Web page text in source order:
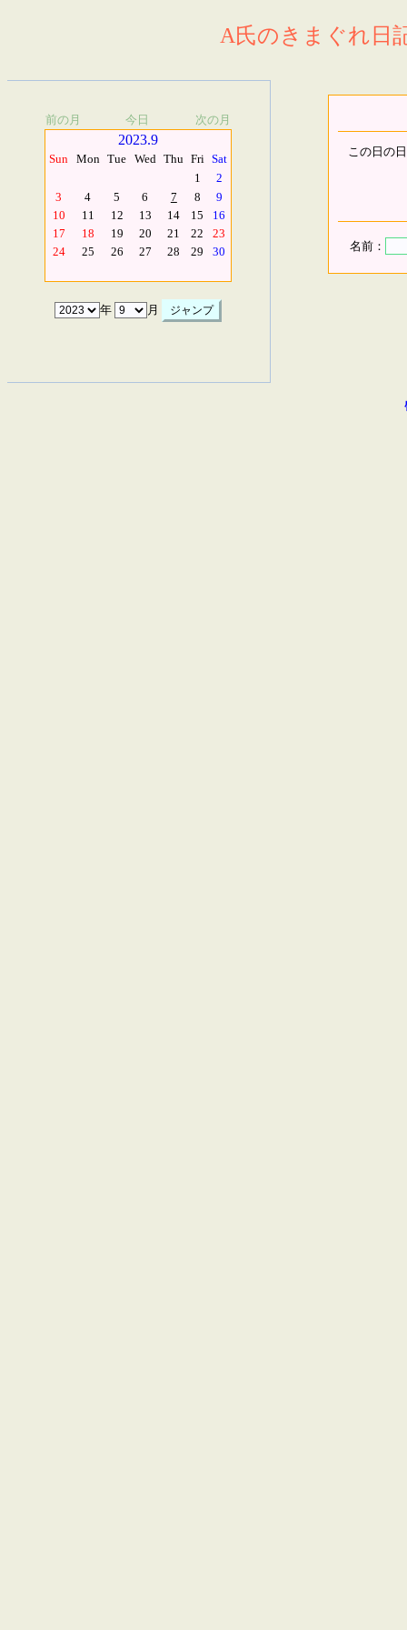
A氏のきまぐれ日
前の月 今日 次の月
2023.9
Sun Mon Tue Wed Thu Fri Sat
1
2
3
4 5 6 7 8
9
10
11 12 13 14 15
16
17
18 19 20 21 22
23
24
25 26 27 28 29 30
年 月
この日の
名前：